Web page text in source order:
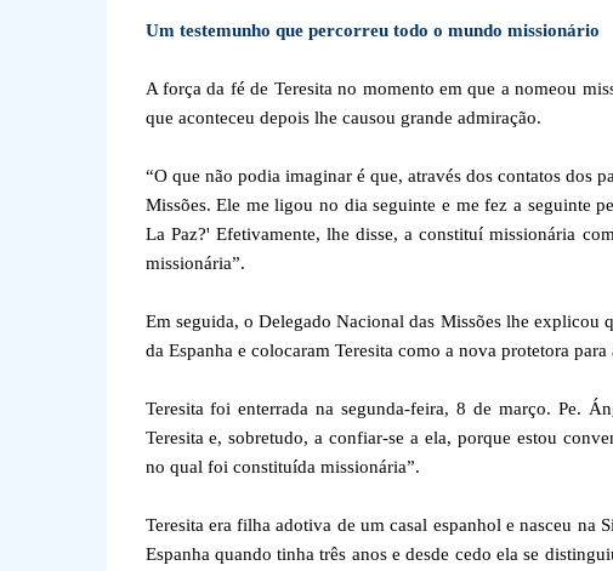
Um testemunho que percorreu todo o mundo missionário
A força da fé de Teresita no momento em que a nomeou
que aconteceu depois lhe causou grande admiração.
“O que não podia imaginar é que, através dos contatos dos
Missões. Ele me ligou no dia seguinte e me fez a seguinte
La Paz?' Efetivamente, lhe disse, a constituí missionária
missionária”.
Em seguida, o Delegado Nacional das Missões lhe
da Espanha e colocaram Teresita como a nova protetora para
Teresita foi enterrada na segunda-feira, 8 de março. Pe.
Teresita e, sobretudo, a confiar-se a ela, porque estou
no qual foi constituída missionária”.
Teresita era filha adotiva de um casal espanhol e nasceu na
Espanha quando tinha três anos e desde cedo ela se